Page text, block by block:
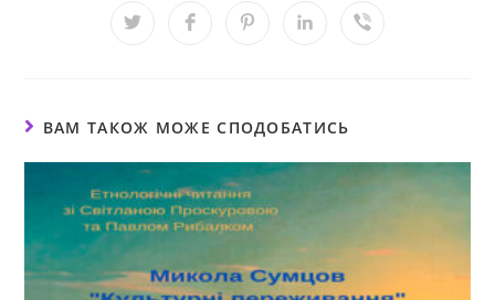
ВАМ ТАКОЖ МОЖЕ СПОДОБАТИСЬ